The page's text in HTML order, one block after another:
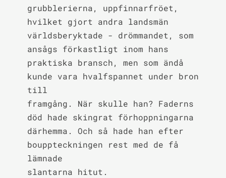
grubblerierna, uppfinnarfröet,
hvilket gjort andra landsmän
världsberyktade - drömmandet, som
ansågs förkastligt inom hans
praktiska bransch, men som ändå
kunde vara hvalfspannet under bron
till
framgång. När skulle han? Faderns
död hade skingrat förhoppningarna
därhemma. Och så hade han efter
bouppteckningen rest med de få
lämnade
slantarna hitut.